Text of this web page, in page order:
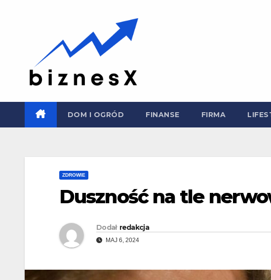
DOM I OGRÓD FINANSE FIRMA
ZDROWIE
Duszność na tle
Dodał redakcja
MAJ 6, 2024